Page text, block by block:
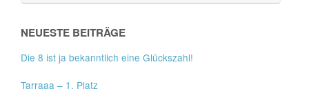
NEUESTE BEITRÄGE
Die 8 ist ja bekanntlich eine Glückszahl!
Tarraaa – 1. Platz